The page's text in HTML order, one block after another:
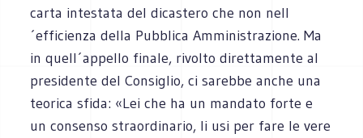
carta intestata del dicastero che non nell
´efficienza della Pubblica Amministrazione. Ma
in quell´appello finale, rivolto direttamente al
presidente del Consiglio, ci sarebbe anche una
teorica sfida: «Lei che ha un mandato forte e
un consenso straordinario, li usi per fare le vere